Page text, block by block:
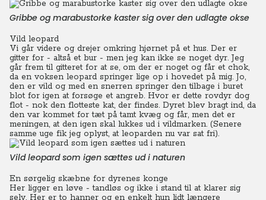
Gribbe og marabustorke kaster sig over den udlagte okse
Vild leopard
Vi går videre og drejer omkring hjørnet på et hus. Der er
gitter for - altså et bur - men jeg kan ikke se noget dyr. Jeg
går frem til gitteret for at se, om der er noget og får et chok,
da en voksen leopard springer lige op i hovedet på mig. Jo,
den er vild og med en snerren springer den tilbage i buret
blot for igen at forsøge et angreb. Hvor er dette rovdyr dog
flot - nok den flotteste kat, der findes. Dyret blev bragt ind, da
den var kommet for tæt på tamt kvæg og får, men det er
meningen, at den igen skal lukkes ud i vildmarken. (Senere
samme uge fik jeg oplyst, at leoparden nu var sat fri).
Vild leopard som igen sættes ud i naturen
En sørgelig skæbne for dyrenes konge
Her ligger en løve - tandløs og ikke i stand til at klarer sig
selv. Her er to hanner og en enkelt hun lidt længere